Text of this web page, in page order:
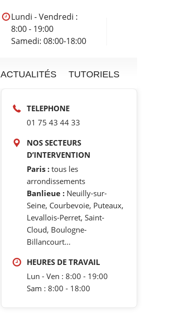
Lundi - Vendredi :
8:00 - 19:00
Samedi: 08:00-18:00
ACTUALITÉS TUTORIELS
TELEPHONE
01 75 43 44 33
NOS SECTEURS
D’INTERVENTION
Paris : tous les
arrondissements
Banlieue : Neuilly-sur-
Seine, Courbevoie, Puteaux,
Levallois-Perret, Saint-
Cloud, Boulogne-
Billancourt...
HEURES DE TRAVAIL
Lun - Ven : 8:00 - 19:00
Sam : 8:00 - 18:00